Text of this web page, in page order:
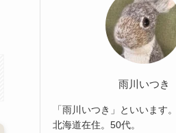
雨川いつき
「雨川いつき」といいます。
北海道在住。50代。